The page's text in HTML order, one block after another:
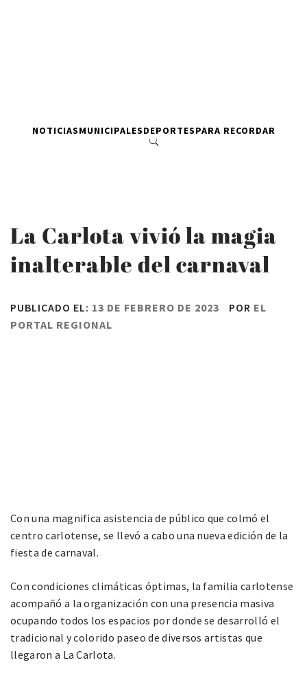
NOTICIASMUNICIPALESDEPORTESPARA RECORDAR
La Carlota vivió la magia
inalterable del carnaval
PUBLICADO EL: 13 DE FEBRERO DE 2023 POR EL
PORTAL REGIONAL
Con una magnifica asistencia de público que colmó el
centro carlotense, se llevó a cabo una nueva edición de la
fiesta de carnaval.
Con condiciones climáticas óptimas, la familia carlotense
acompañó a la organización con una presencia masiva
ocupando todos los espacios por donde se desarrolló el
tradicional y colorido paseo de diversos artistas que
llegaron a La Carlota.